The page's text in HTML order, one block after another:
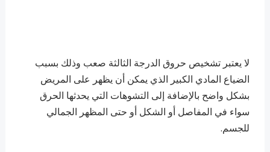
لا يعتبر تشخيص حروق الدرجة الثالثة صعب وذلك بسبب
الضياع المادي الكبير الذي يمكن أن يظهر على المريض
بشكل واضح بالإضافة إلى التشوهات التي يحدثها الحرق
سواء في المفاصل أو الشكل أو حتى المظهر الجمالي
للجسم.